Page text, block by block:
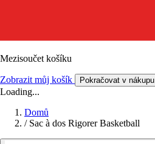
Mezisoučet košíku
Zobrazit můj košík Pokračovat v nákupu
Loading...
Domů
/ Sac à dos Rigorer Basketball